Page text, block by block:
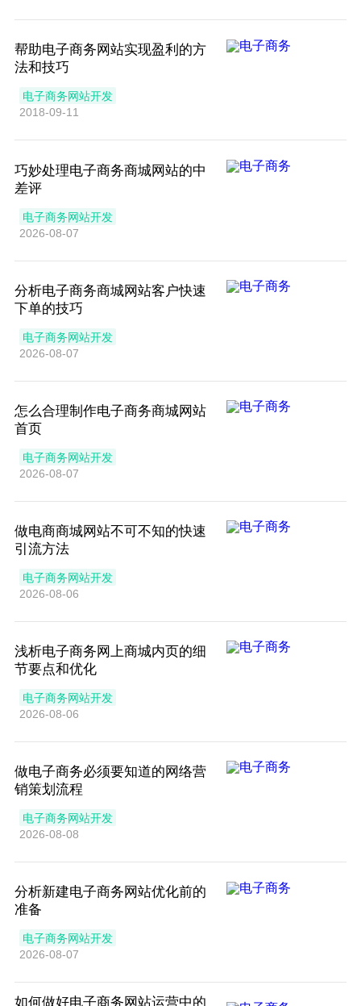
帮助电子商务网站实现盈利的方
法和技巧
电子商务网站开发
2018-09-11
巧妙处理电子商务商城网站的中
差评
电子商务网站开发
2026-08-07
分析电子商务商城网站客户快速
下单的技巧
电子商务网站开发
2026-08-07
怎么合理制作电子商务商城网站
首页
电子商务网站开发
2026-08-07
做电商商城网站不可不知的快速
引流方法
电子商务网站开发
2026-08-06
浅析电子商务网上商城内页的细
节要点和优化
电子商务网站开发
2026-08-06
做电子商务必须要知道的网络营
销策划流程
电子商务网站开发
2026-08-08
分析新建电子商务网站优化前的
准备
电子商务网站开发
2026-08-07
如何做好电子商务网站运营中的